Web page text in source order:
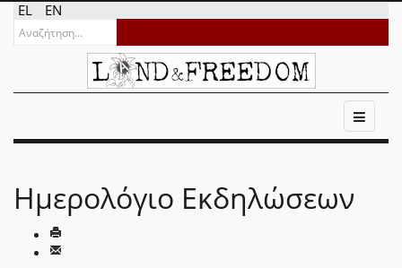
EL EN
Ημερολόγιο Εκδηλώσεων